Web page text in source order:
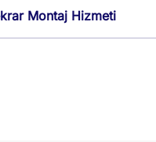
Montaj Hizmeti